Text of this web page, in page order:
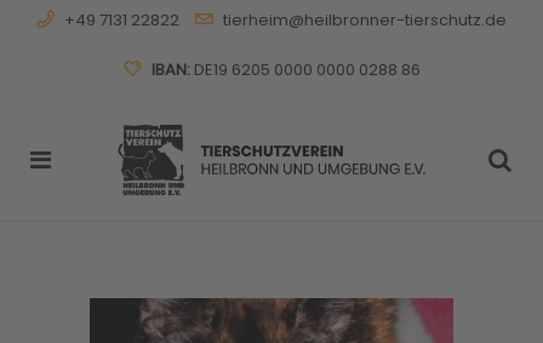
+49 7131 22822 tierheim@heilbronner-tierschutz.de
IBAN:DE19 6205 0000 0000 0288 86